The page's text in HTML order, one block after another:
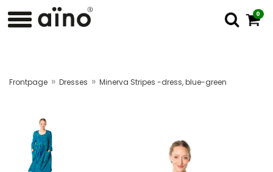
0
Frontpage » Dresses » Minerva Stripes -dress, blue-green